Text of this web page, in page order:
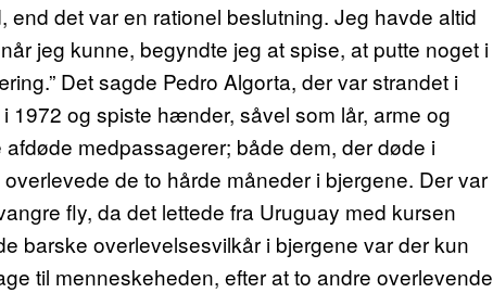
det var en rationel beslutning. Jeg havde altid
jeg kunne, begyndte jeg at spise, at putte noget i
Det sagde Pedro Algorta, der var strandet i
1972 og spiste hænder, såvel som lår, arme og
medpassagerer; både dem, der døde i
de to hårde måneder i bjergene. Der var
fly, da det lettede fra Uruguay med kursen
barske overlevelsesvilkår i bjergene var der kun
til menneskeheden, efter at to andre overlevende